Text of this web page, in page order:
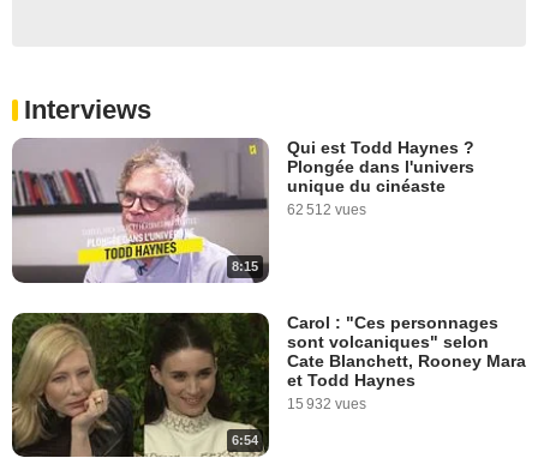
Interviews
8:15
Qui est Todd Haynes ?
Plongée dans l'univers
unique du cinéaste
62 512 vues
6:54
Carol : "Ces personnages
sont volcaniques" selon
Cate Blanchett, Rooney Mara
et Todd Haynes
15 932 vues